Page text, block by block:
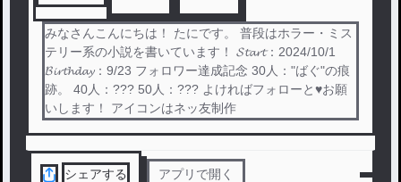
みなさんこんにちは！ たにです。 普段はホラー・ミス
テリー系の小説を書いています！ 𝓢𝓽𝓪𝓻𝓽：2024/10/1
𝓑𝓲𝓻𝓽𝓱𝓭𝓪𝔂：9/23 フォロワー達成記念 30人："ばぐ"の痕
跡。 40人：??? 50人：??? よければフォローと♥お願
いします！ アイコンはネッ友制作
シェアする アプリで開く